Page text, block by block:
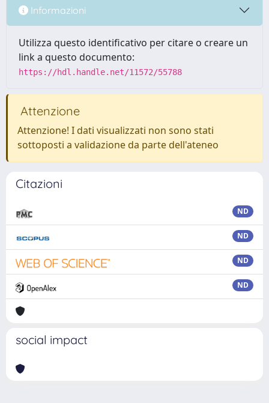
Informazioni
Utilizza questo identificativo per citare o creare un
link a questo documento:
https://hdl.handle.net/11572/55788
Attenzione
Attenzione! I dati visualizzati non sono stati
sottoposti a validazione da parte dell'ateneo
Citazioni
ND
ND
ND
ND
social impact